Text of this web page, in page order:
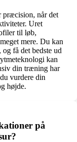
præcision, når det
Uret
til løb,
mere. Du kan
få det bedste ud
kan
din træning har
vurdere din
højde.
på